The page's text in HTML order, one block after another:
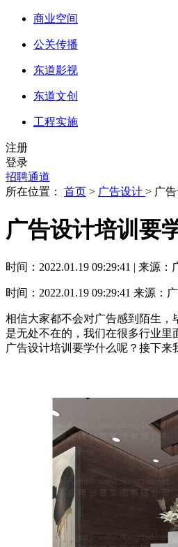
商业空间
公关传播
东道影视
东道文创
工程实施
注册
登录
招聘通道
所在位置： 首页 > 广告设计 > 广
广告设计培训要
时间：2022.01.19 09:29:41 | 来源
时间：2022.01.19 09:29:41 来源：
相信大家都不会对广告感到陌生，
是无处不在的，我们在很多行业里
广告设计培训要学什么呢？接下来